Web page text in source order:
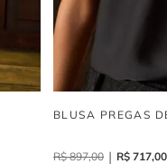
BLUSA PREGAS
R$ 897,00 R$ 717,00